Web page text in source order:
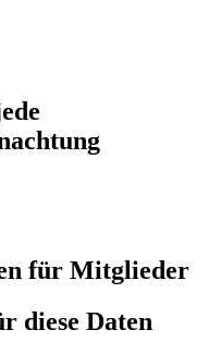
für Mitglieder
diese Daten